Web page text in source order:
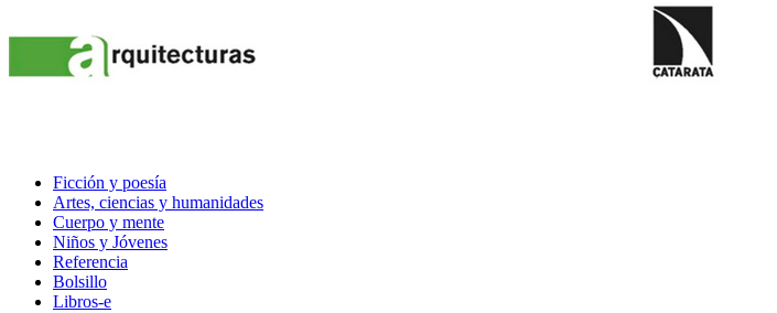
Ficción y poesía
Artes, ciencias y humanidades
Cuerpo y mente
Niños y Jóvenes
Referencia
Bolsillo
Libros-e